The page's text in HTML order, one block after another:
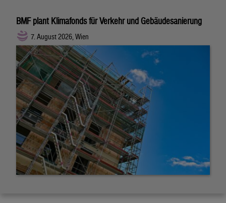
BMF plant Klimafonds für Verkehr und Gebäudesanierung
7. August 2026, Wien